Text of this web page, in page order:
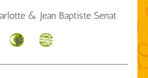
& Jean Baptiste Senat